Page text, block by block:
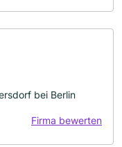
bei Berlin
Firma bewerten